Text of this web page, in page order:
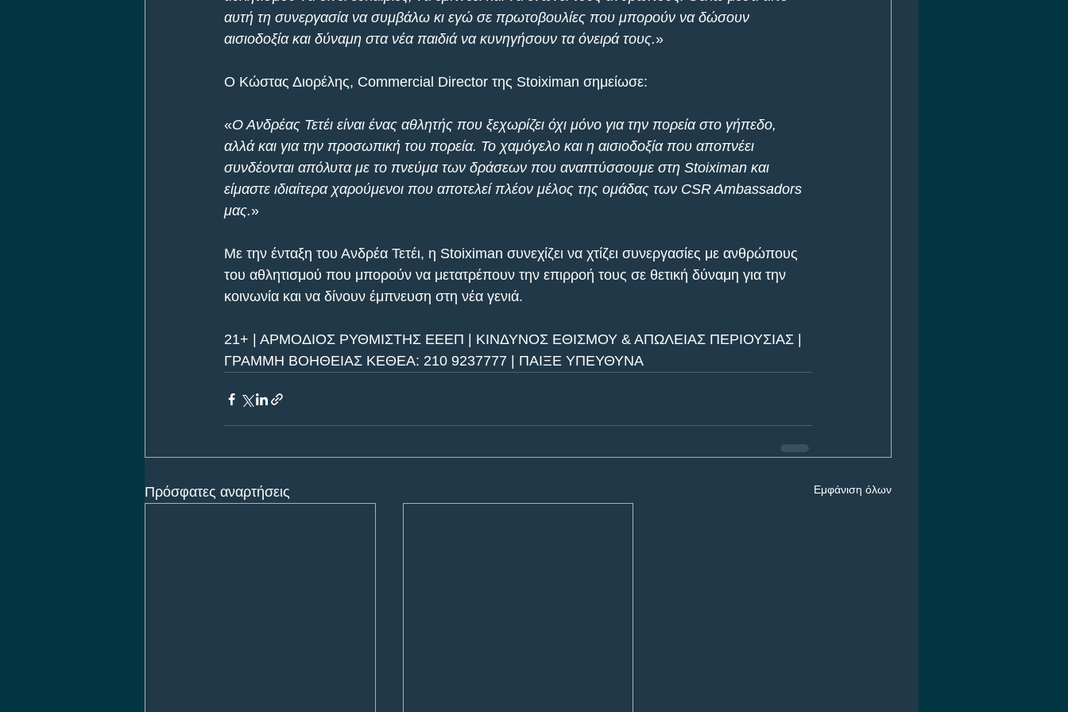
αυτή τη συνεργασία να συμβάλω κι εγώ σε πρωτοβουλίες που μπορούν να δώσουν
αισιοδοξία και δύναμη στα νέα παιδιά να κυνηγήσουν τα όνειρά τους.»
Ο Κώστας Διορέλης, Commercial Director της Stoiximan σημείωσε:
«Ο Ανδρέας Τετέι είναι ένας αθλητής που ξεχωρίζει όχι μόνο για την πορεία στο γήπεδο,
αλλά και για την προσωπική του πορεία. Το χαμόγελο και η αισιοδοξία που αποπνέει
συνδέονται απόλυτα με το πνεύμα των δράσεων που αναπτύσσουμε στη Stoiximan και
είμαστε ιδιαίτερα χαρούμενοι που αποτελεί πλέον μέλος της ομάδας των CSR Ambassadors
μας.»
Με την ένταξη του Ανδρέα Τετέι, η Stoiximan συνεχίζει να χτίζει συνεργασίες με ανθρώπους
του αθλητισμού που μπορούν να μετατρέπουν την επιρροή τους σε θετική δύναμη για την
κοινωνία και να δίνουν έμπνευση στη νέα γενιά.
21+ | ΑΡΜΟΔΙΟΣ ΡΥΘΜΙΣΤΗΣ ΕΕΕΠ | ΚΙΝΔΥΝΟΣ ΕΘΙΣΜΟΥ & ΑΠΩΛΕΙΑΣ ΠΕΡΙΟΥΣΙΑΣ |
ΓΡΑΜΜΗ ΒΟΗΘΕΙΑΣ ΚΕΘΕΑ: 210 9237777 | ΠΑΙΞΕ ΥΠΕΥΘΥΝΑ
Πρόσφατες αναρτήσεις Εμφάνιση όλων